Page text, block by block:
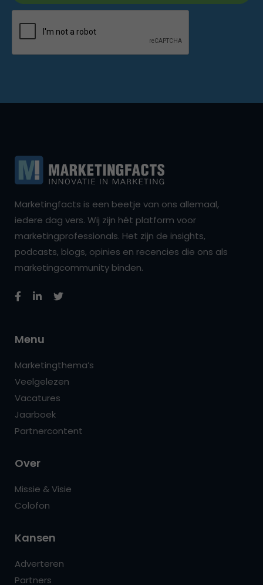
Marketingfacts is een beetje van ons allemaal,
iedere dag vers. Wij zijn hét platform voor
marketingprofessionals. Het zijn de insights,
podcasts, blogs, opinies en recencies die ons als
marketingcommunity binden.
Menu
Marketingthema’s
Veelgelezen
Vacatures
Jaarboek
Partnercontent
Over
Missie & Visie
Colofon
Kansen
Adverteren
Partners